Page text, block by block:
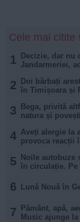
Cele mai citite
1
Decizie, dar
Jandarmeriei,
2
Doi bărbați
în Timișoara și
3
Bega, privită
natura și
4 Aveți alergie la
provoca reacții
5
Noile autobuze
în circulație.
6 Lună Nouă în
7
Pământ, apă,
Music ajunge